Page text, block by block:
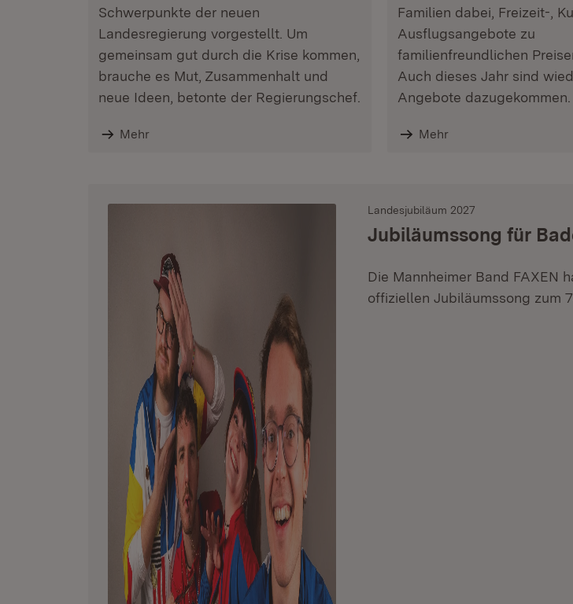
Schwerpunkte der neuen
Landesregierung vorgestellt. Um
gemeinsam gut durch die Krise kommen,
brauche es Mut, Zusammenhalt und
neue Ideen, betonte der Regierungschef.
Mehr
Familien dabei, Freizeit-,
Ausflugsangebote zu
familienfreundlichen
Auch dieses Jahr sind
Angebote dazugekommen.
Mehr
Landesjubiläum 2027
Jubiläumssong für
Die Mannheimer Band FAXEN
offiziellen Jubiläumssong zum